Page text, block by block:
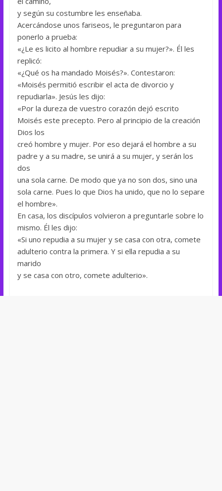
y según su costumbre les enseñaba.
Acercándose unos fariseos, le preguntaron para
ponerlo a prueba:
«¿Le es licito al hombre repudiar a su mujer?». Él les
replicó:
«¿Qué os ha mandado Moisés?». Contestaron:
«Moisés permitió escribir el acta de divorcio y
repudiarla». Jesús les dijo:
«Por la dureza de vuestro corazón dejó escrito
Moisés este precepto. Pero al principio de la creación
Dios los
creó hombre y mujer. Por eso dejará el hombre a su
padre y a su madre, se unirá a su mujer, y serán los
dos
una sola carne. De modo que ya no son dos, sino una
sola carne. Pues lo que Dios ha unido, que no lo separe
el hombre».
En casa, los discípulos volvieron a preguntarle sobre lo
mismo. Él les dijo:
«Si uno repudia a su mujer y se casa con otra, comete
adulterio contra la primera. Y si ella repudia a su
marido
y se casa con otro, comete adulterio».